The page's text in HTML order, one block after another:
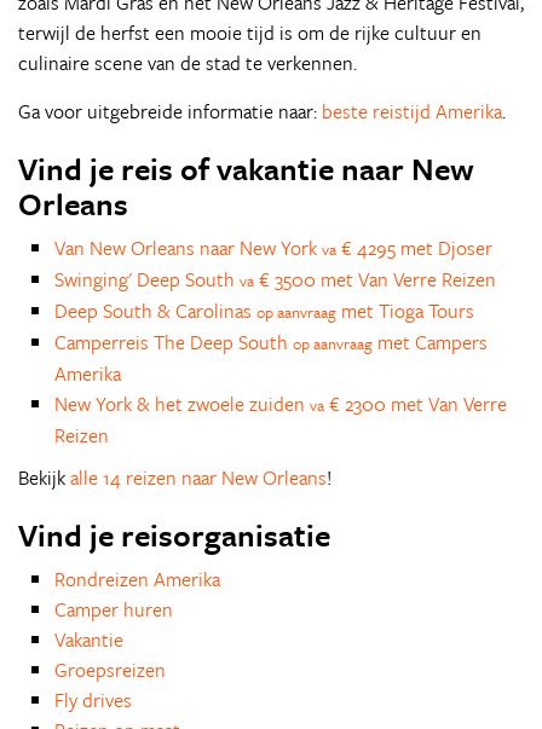
terwijl de herfst een mooie tijd is om de rijke cultuur en
culinaire scene van de stad te verkennen.
Ga voor uitgebreide informatie naar: beste reistijd Amerika.
Vind je reis of vakantie naar New
Orleans
Van New Orleans naar New York va € 4295 met Djoser
Swinging' Deep South va € 3500 met Van Verre Reizen
Deep South & Carolinas op aanvraag met Tioga Tours
Camperreis The Deep South op aanvraag met Campers
Amerika
New York & het zwoele zuiden va € 2300 met Van Verre
Reizen
Bekijkalle 14 reizen naar New Orleans!
Vind je reisorganisatie
Rondreizen Amerika
Camper huren
Vakantie
Groepsreizen
Fly drives